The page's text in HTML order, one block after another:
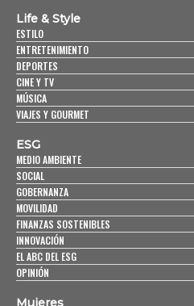
Life & Style
ESTILO
ENTRETENIMIENTO
DEPORTES
CINE Y TV
MÚSICA
VIAJES Y GOURMET
ESG
MEDIO AMBIENTE
SOCIAL
GOBERNANZA
MOVILIDAD
FINANZAS SOSTENIBLES
INNOVACIÓN
EL ABC DEL ESG
OPINIÓN
Mujeres